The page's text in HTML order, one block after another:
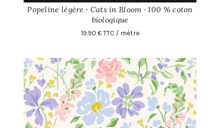
Popeline légère · Cats in Bloom · 100 % coton
biologique
19.90 € TTC / mètre